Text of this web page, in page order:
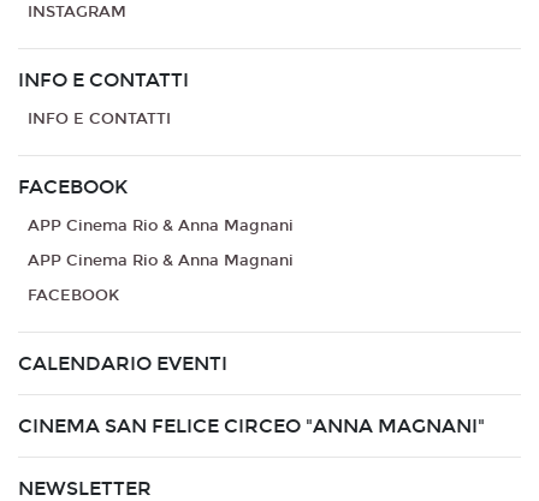
INSTAGRAM
INFO E CONTATTI
INFO E CONTATTI
FACEBOOK
APP Cinema Rio & Anna Magnani
APP Cinema Rio & Anna Magnani
FACEBOOK
CALENDARIO EVENTI
CINEMA SAN FELICE CIRCEO "ANNA MAGNANI"
NEWSLETTER